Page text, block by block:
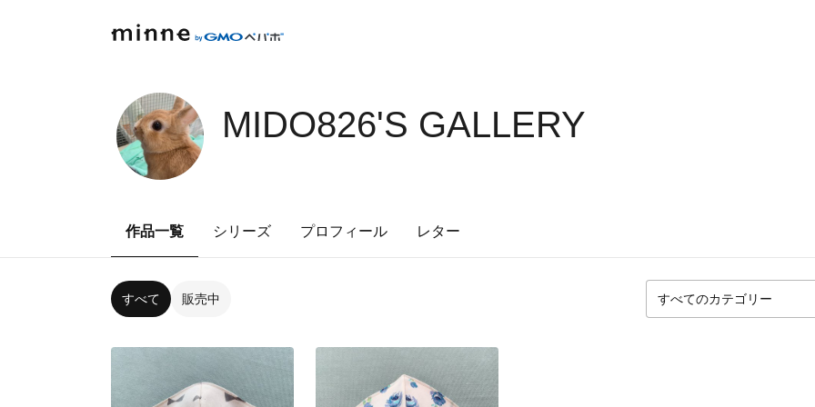
MIDO826'S GALLERY
作品一覧 シリーズ プロフィール レター
すべて 販売中